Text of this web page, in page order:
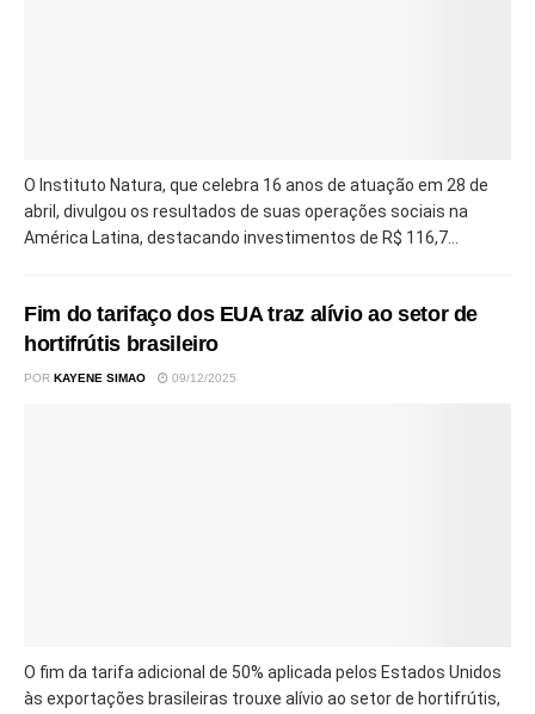
O Instituto Natura, que celebra 16 anos de atuação em 28 de
abril, divulgou os resultados de suas operações sociais na
América Latina, destacando investimentos de R$ 116,7...
Fim do tarifaço dos EUA traz alívio ao setor de
hortifrútis brasileiro
POR KAYENE SIMAO 09/12/2025
O fim da tarifa adicional de 50% aplicada pelos Estados Unidos
às exportações brasileiras trouxe alívio ao setor de hortifrútis,